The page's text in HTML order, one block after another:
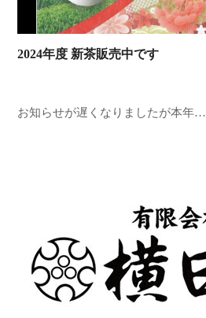
2024年度 新茶販売中です
お知らせが遅くなりましたが本年…